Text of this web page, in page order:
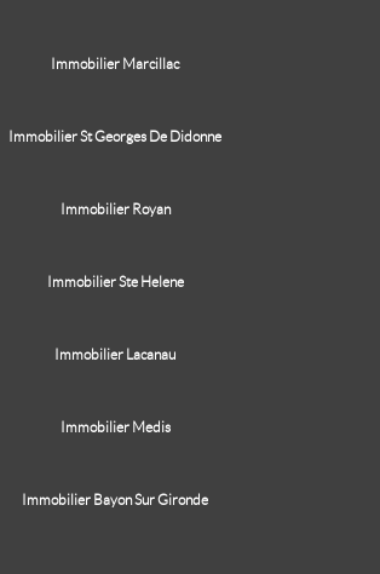
Immobilier Marcillac
Immobilier St Georges De Didonne
Immobilier Royan
Immobilier Ste Helene
Immobilier Lacanau
Immobilier Medis
Immobilier Bayon Sur Gironde